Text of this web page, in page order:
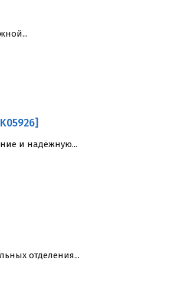
и надёжную...
отделения...